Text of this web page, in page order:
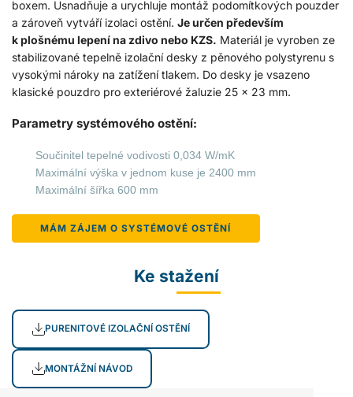
boxem. Usnadňuje a urychluje montáž podomítkových pouzder
a zároveň vytváří izolaci ostění. Je určen především
k plošnému lepení na zdivo nebo KZS. Materiál je vyroben ze
stabilizované tepelně izolační desky z pěnového polystyrenu s
vysokými nároky na zatížení tlakem. Do desky je vsazeno
klasické pouzdro pro exteriérové žaluzie 25 x 23 mm.
Parametry systémového ostění:
Součinitel tepelné vodivosti 0,034 W/mK
Maximální výška v jednom kuse je 2400 mm
Maximální šířka 600 mm
MÁM ZÁJEM O SYSTÉMOVÉ OSTĚNÍ
Ke stažení
PURENITOVÉ IZOLAČNÍ OSTĚNÍ
MONTÁŽNÍ NÁVOD